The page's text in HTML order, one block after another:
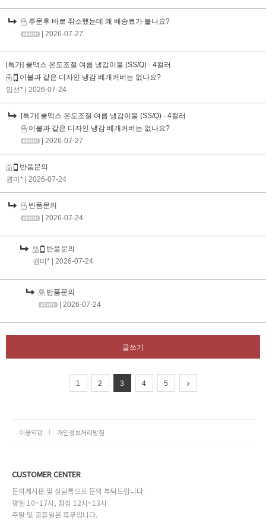
주문후 바로 취소했는데 왜 배송료가 붙나요?
| 2026-07-27
[특가] 쿨맥스 온도조절 여름 냉감이불 (SS/Q) - 4컬러
이불과 같은 디자인 냉감 베개커버는 없나요?
임선*
| 2026-07-24
[특가] 쿨맥스 온도조절 여름 냉감이불 (SS/Q) - 4컬러
이불과 같은 디자인 냉감 베개커버는 없나요?
| 2026-07-27
반품문의
권미*
| 2026-07-24
반품문의
| 2026-07-24
반품문의
권미*
| 2026-07-24
반품문의
| 2026-07-24
글쓰기
1 2 3 4 5
이용약관 개인정보처리방침
CUSTOMER CENTER
문의게시판 및 상담톡으로 문의 부탁드립니다.
평일 10~17시, 점심 12시~13시
주말 및 공휴일은 휴무입니다.